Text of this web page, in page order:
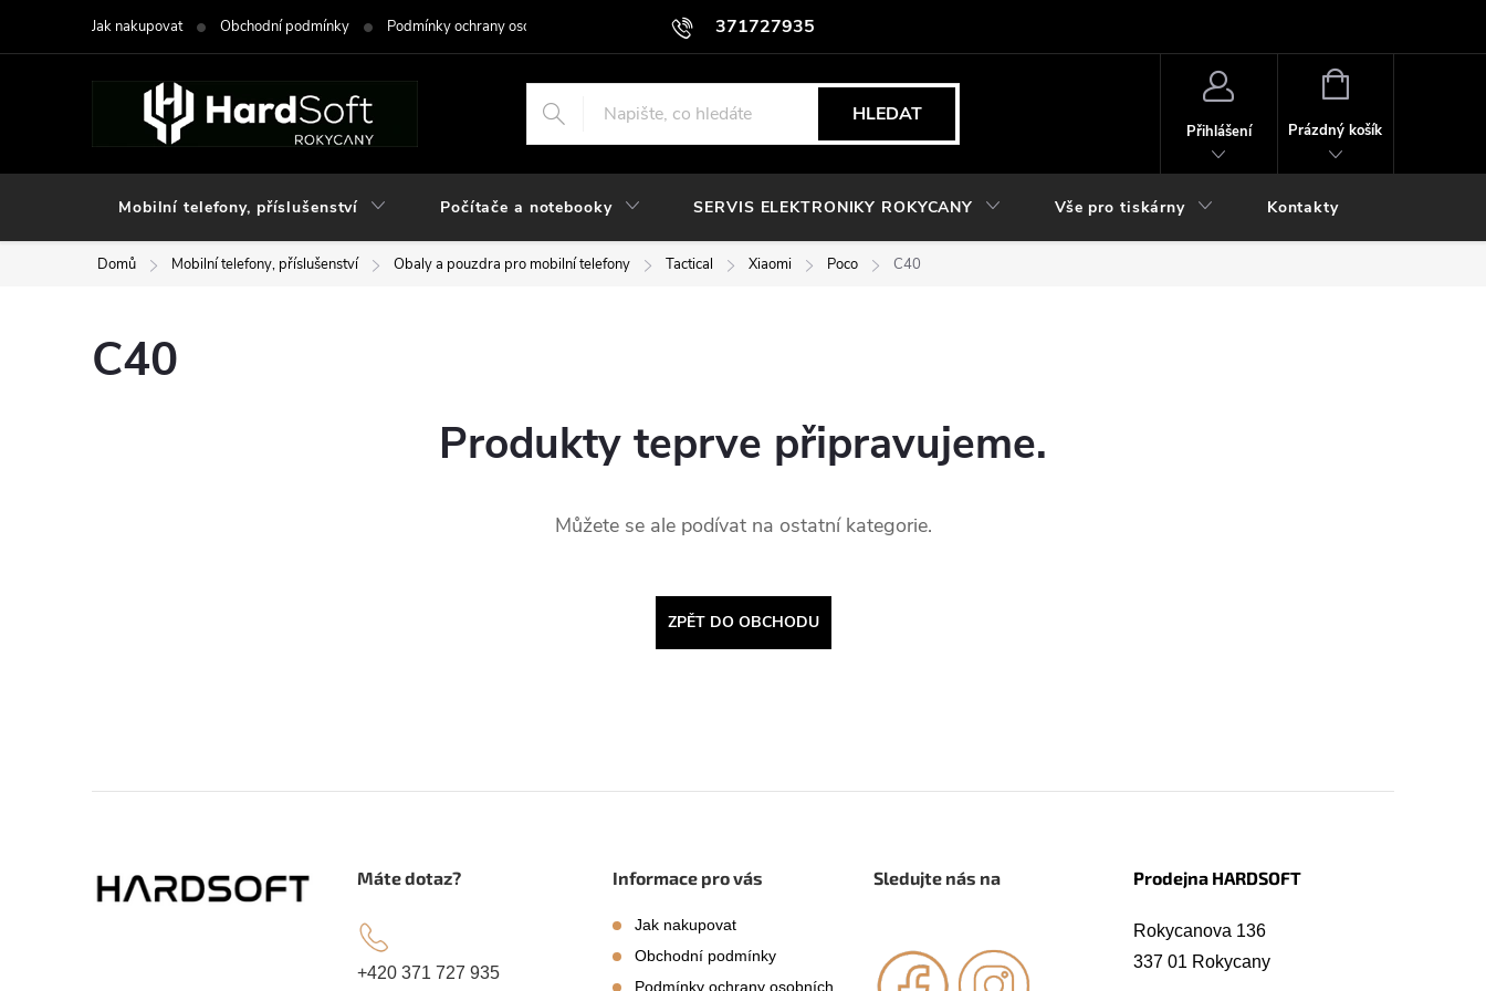
371727935
Jak nakupovat Obchodní podmínky Podmínky ochrany osobních údajů
HLEDAT
Přihlášení
NÁKUPNÍ
Prázdný košík
Mobilní telefony, příslušenství Počítače a notebooky SERVIS ELEKTRONIKY ROKYCANY Vše pro tiskárny Kontakty
Domů Mobilní telefony, příslušenství Obaly a pouzdra pro mobilní telefony Tactical Xiaomi Poco C40
C40
Produkty teprve připravujeme.
Můžete se ale podívat na ostatní kategorie.
ZPĚT DO OBCHODU
Máte dotaz?
+420 371 727 935
Informace pro vás
Jak nakupovat
Obchodní podmínky
Podmínky ochrany osobních
Sledujte nás na Prodejna HARDSOFT
Rokycanova 136
337 01 Rokycany